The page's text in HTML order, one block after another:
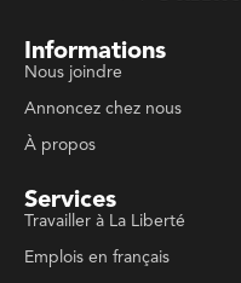
Informations
Nous joindre
Annoncez chez nous
À propos
Services
Travailler à La Liberté
Emplois en français